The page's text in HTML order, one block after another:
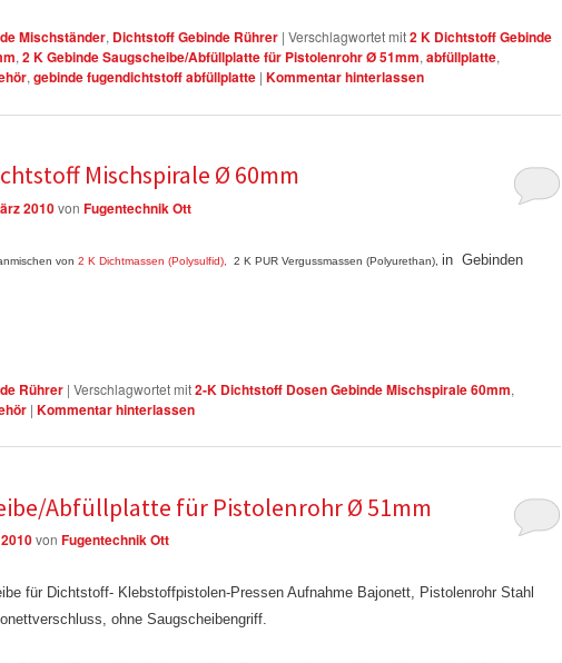
Mischständer, Dichtstoff Gebinde Rührer | Verschlagwortet mit2 K Dichtstoff Gebinde
,2 K Gebinde Saugscheibe/Abfüllplatte für Pistolenrohr Ø 51mm,abfüllplatte,
,gebinde fugendichtstoff abfüllplatte | Kommentar hinterlassen
Mischspirale Ø 60mm
2010von Fugentechnik Ott
von 2 K Dichtmassen (Polysulfid), 2 K PUR Vergussmassen (Polyurethan), in Gebinden
Rührer | Verschlagwortet mit2-K Dichtstoff Dosen Gebinde Mischspirale 60mm,
| Kommentar hinterlassen
Abfüllplatte für Pistolenrohr Ø 51mm
von Fugentechnik Ott
für Dichtstoff- Klebstoffpistolen-Pressen Aufnahme Bajonett, Pistolenrohr Stahl
ohne Saugscheibengriff.